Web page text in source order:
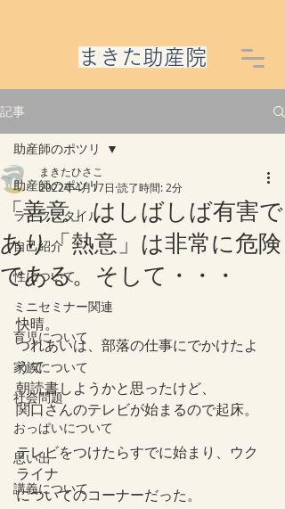
​まきた助産院
記事
助産師のポツリ
ライフスタイル
自己紹介
性について
ミニセミナー関連
育児について
家族について
社会問題
おっぱいについて
思い出
講義について
助産師のポツリ
「善意」はしばしば有害で
あり「熱意」は非常に危険
である。そして・・・
まきたひさこ
2022年4月17日 読了時間: 2分
快晴。
つれあいは、部落の仕事にでかけたよ
うで
朝読書しようかと思ったけど、
関口さんのテレビが始まるので起床。
テレビをつけたらすでに始まり、ウク
ライナ
についてのコーナーだった。